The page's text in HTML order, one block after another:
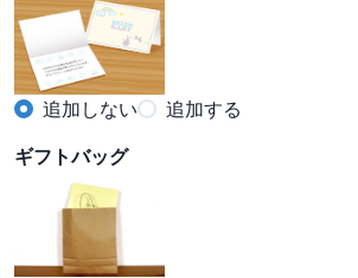
追加しない
追加する
ギフトバッグ